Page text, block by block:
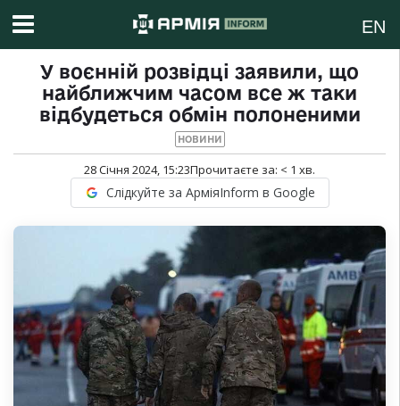
EN
У воєнній розвідці заявили, що
найближчим часом все ж таки
відбудеться обмін полоненими
НОВИНИ
28 Січня 2024, 15:23Прочитаєте за: < 1 хв.
Слідкуйте за АрміяInform в Google